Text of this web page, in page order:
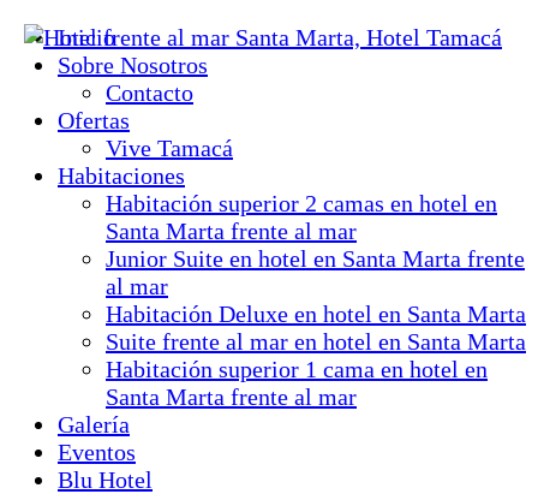
Inicio
Sobre Nosotros
Contacto
Ofertas
Vive Tamacá
Habitaciones
Habitación superior 2 camas en hotel en
Santa Marta frente al mar
Junior Suite en hotel en Santa Marta frente
al mar
Habitación Deluxe en hotel en Santa Marta
Suite frente al mar en hotel en Santa Marta
Habitación superior 1 cama en hotel en
Santa Marta frente al mar
Galería
Eventos
Blu Hotel